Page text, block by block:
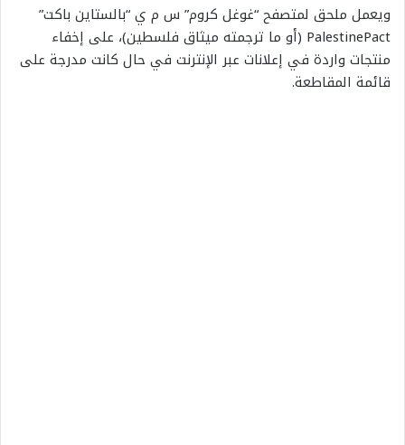
ويعمل ملحق لمتصفح “غوغل كروم” س م ي “بالستاين باكت”
PalestinePact (أو ما ترجمته ميثاق فلسطين)، على إخفاء
منتجات واردة في إعلانات عبر الإنترنت في حال كانت مدرجة على
قائمة المقاطعة.